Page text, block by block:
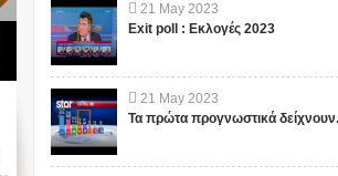
Αυτός ο μεγάλος
φιλάνθρωπος
προειδοποίησε ότι το
ΟΙ
21 May 2023
Exit poll : Εκλογές 2023
21 May 2023
Τα πρώτα προγνωστικά